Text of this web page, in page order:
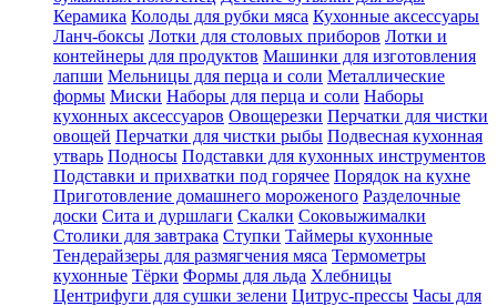
Керамика Колоды для рубки мяса Кухонные аксессуары
Ланч-боксы Лотки для столовых приборов Лотки и
контейнеры для продуктов Машинки для изготовления
лапши Мельницы для перца и соли Металлические
формы Миски Наборы для перца и соли Наборы
кухонных аксессуаров Овощерезки Перчатки для чистки
овощей Перчатки для чистки рыбы Подвесная кухонная
утварь Подносы Подставки для кухонных инструментов
Подставки и прихватки под горячее Порядок на кухне
Приготовление домашнего мороженого Разделочные
доски Сита и дуршлаги Скалки Соковыжималки
Столики для завтрака Ступки Таймеры кухонные
Тендерайзеры для размягчения мяса Термометры
кухонные Тёрки Формы для льда Хлебницы
Центрифуги для сушки зелени Цитрус-прессы Часы для